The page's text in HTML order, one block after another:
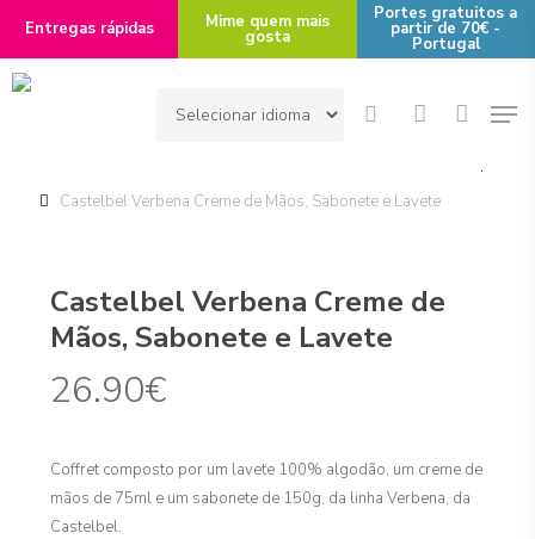
main
content
Entregas rápidas Mime quem mais
gosta
Portes gratuitos a
partir de 70€ -
Portugal
searchaccount
Castelbel Verbena Creme de Mãos, Sabonete e Lavete
Castelbel Verbena Creme de
Mãos, Sabonete e Lavete
26.90€
Coffret composto por um lavete 100% algodão, um creme de
mãos de 75ml e um sabonete de 150g, da linha Verbena, da
Castelbel.